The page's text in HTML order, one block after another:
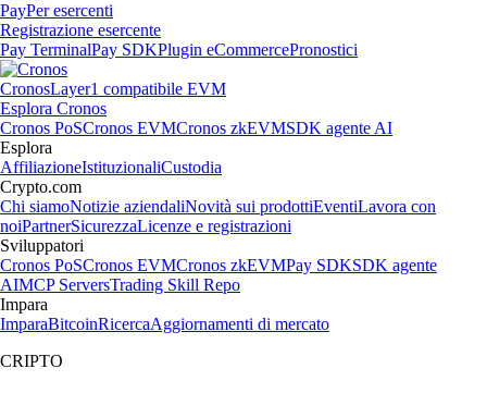
PayPer esercenti
Registrazione esercente
Pay TerminalPay SDKPlugin eCommercePronostici
CronosLayer1 compatibile EVM
Esplora Cronos
Cronos PoSCronos EVMCronos zkEVMSDK agente AI
Esplora
AffiliazioneIstituzionaliCustodia
Crypto.com
Chi siamoNotizie aziendaliNovità sui prodottiEventiLavora con
noiPartnerSicurezzaLicenze e registrazioni
Sviluppatori
Cronos PoSCronos EVMCronos zkEVMPay SDKSDK agente
AIMCP ServersTrading Skill Repo
Impara
ImparaBitcoinRicercaAggiornamenti di mercato
CRIPTO